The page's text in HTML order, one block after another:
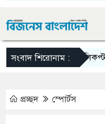
সংবাদ শিরোনাম :হেলিকপ্টারে
প্রচ্ছদ স্পোর্টস